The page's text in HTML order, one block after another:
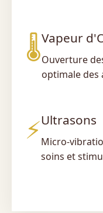
🌡️Vapeur
Ouverture
optimale
⚡Ultrasons
Micro-
soins et